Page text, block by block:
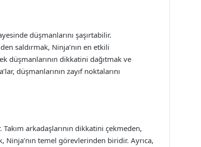
düşmanlarını şaşırtabilir.
saldırmak, Ninja’nın en etkili
düşmanlarının dikkatini dağıtmak ve
düşmanlarının zayıf noktalarını
arkadaşlarının dikkatini çekmeden,
Ninja’nın temel görevlerinden biridir. Ayrıca,